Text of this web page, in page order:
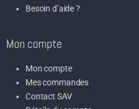
Besoin d’aide ?
Mon compte
Mon compte
Mes commandes
Contact SAV